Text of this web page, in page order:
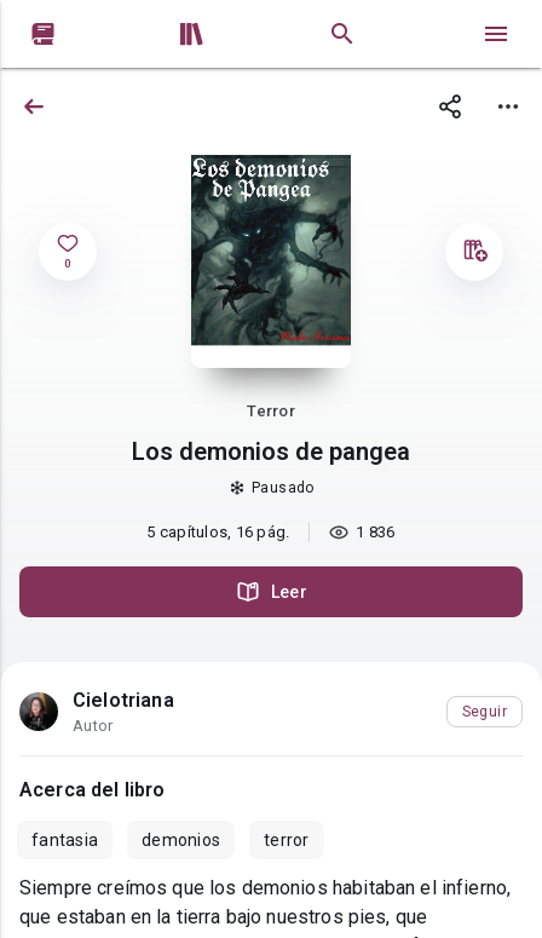
 
0
Terror
Los demonios de pangea
Pausado
5 capítulos, 16 pág. 1 836
Leer
Cielotriana
Autor
Seguir
Acerca del libro
fantasia demonios terror
Siempre creímos que los demonios habitaban el infierno,
que estaban en la tierra bajo nuestros pies, que